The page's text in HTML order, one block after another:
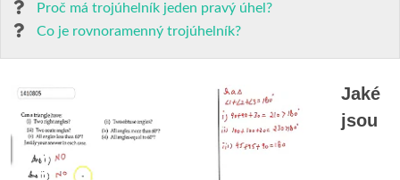
Proč má trojúhelník jeden pravý úhel?
Co je rovnoramenný trojúhelník?
Jaké
jsou